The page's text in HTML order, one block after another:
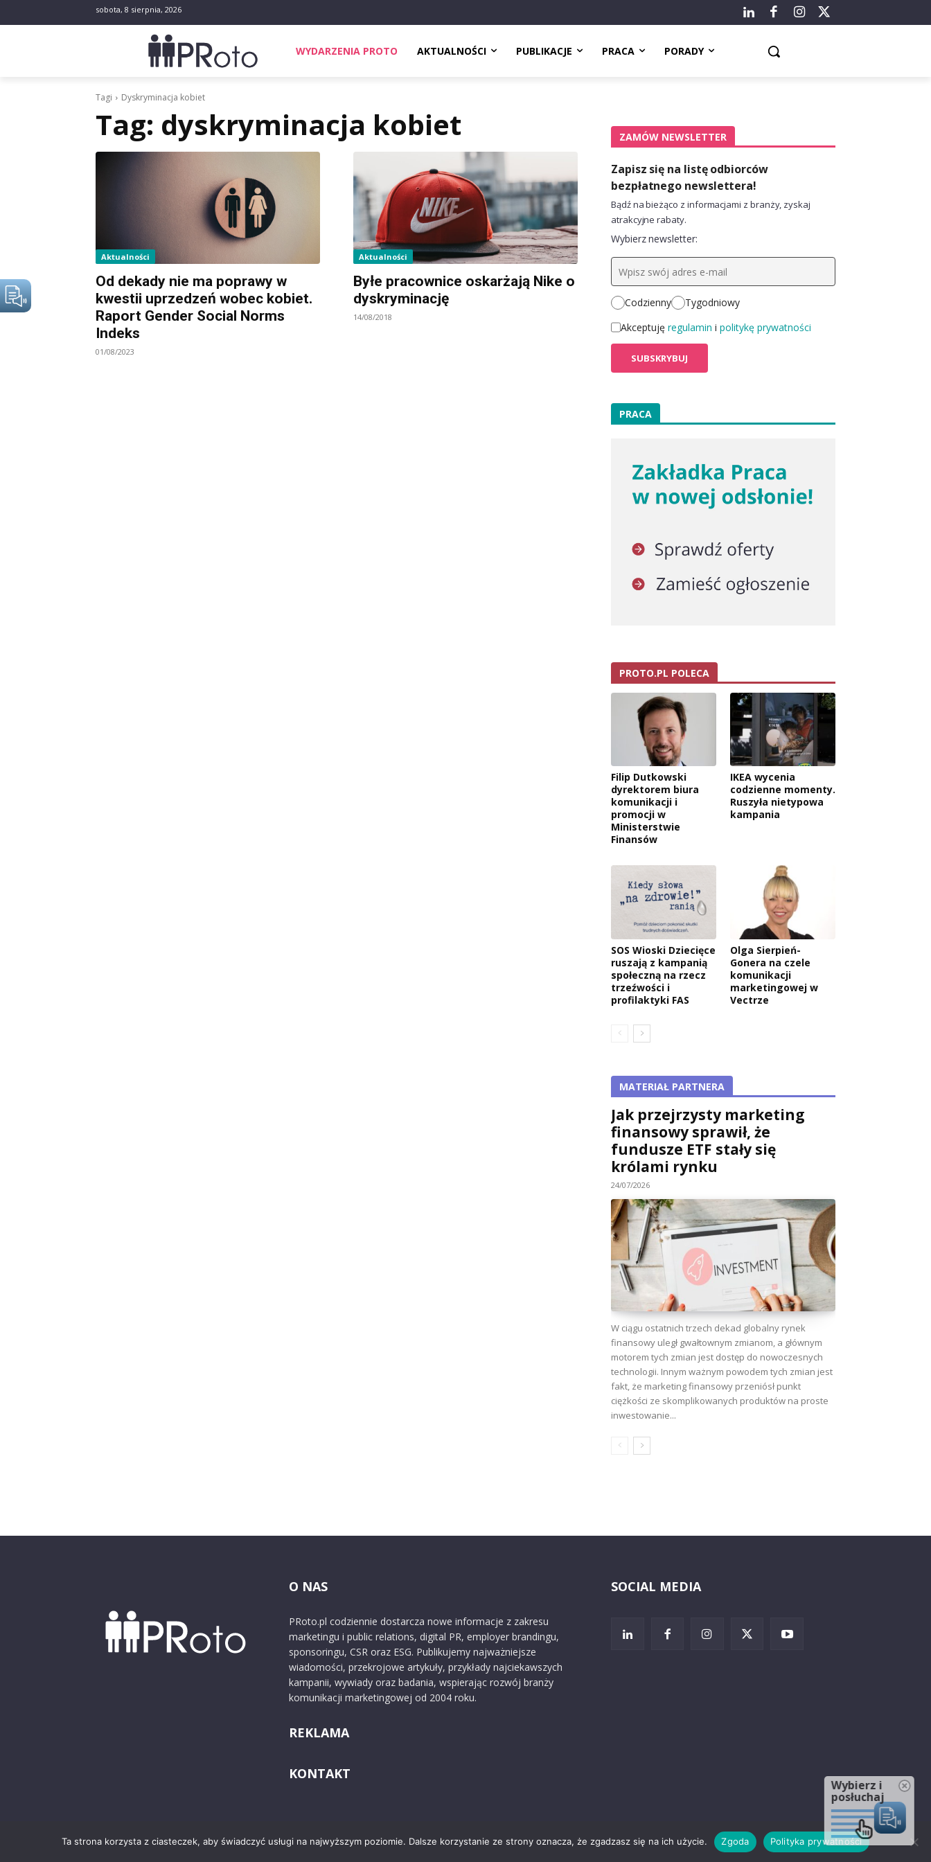
sobota, 8 sierpnia, 2026
WYDARZENIA PROTO AKTUALNOŚCI PUBLIKACJE PRACA PORADY
Tagi Dyskryminacja kobiet
Tag: dyskryminacja kobiet
Aktualności
Od dekady nie ma poprawy w
kwestii uprzedzeń wobec kobiet.
Raport Gender Social Norms
Indeks
01/08/2023
Aktualności
Byłe pracownice oskarżają Nike o
dyskryminację
14/08/2018
ZAMÓW NEWSLETTER
Zapisz się na listę odbiorców
bezpłatnego newslettera!
Bądź na bieżąco z informacjami z branży, zyskaj
atrakcyjne rabaty.
Wybierz newsletter:
Codzienny
Tygodniowy
Akceptuję regulamin i politykę prywatności
PRACA
PROTO.PL POLECA
Filip Dutkowski
dyrektorem biura
komunikacji i
promocji w
Ministerstwie
Finansów
IKEA wycenia
codzienne momenty.
Ruszyła nietypowa
kampania
SOS Wioski Dziecięce
ruszają z kampanią
społeczną na rzecz
trzeźwości i
profilaktyki FAS
Olga Sierpień-
Gonera na czele
komunikacji
marketingowej w
Vectrze
MATERIAŁ PARTNERA
Jak przejrzysty marketing
finansowy sprawił, że
fundusze ETF stały się
królami rynku
24/07/2026
W ciągu ostatnich trzech dekad globalny rynek
finansowy uległ gwałtownym zmianom, a głównym
motorem tych zmian jest dostęp do nowoczesnych
technologii. Innym ważnym powodem tych zmian jest
fakt, że marketing finansowy przeniósł punkt
ciężkości ze skomplikowanych produktów na proste
inwestowanie...
O NAS
PRoto.pl codziennie dostarcza nowe informacje z zakresu
marketingu i public relations, digital PR, employer brandingu,
sponsoringu, CSR oraz ESG. Publikujemy najważniejsze
wiadomości, przekrojowe artykuły, przykłady najciekawszych
kampanii, wywiady oraz badania, wspierając rozwój branży
komunikacji marketingowej od 2004 roku.
REKLAMA
KONTAKT
SOCIAL MEDIA
© 2024 PRoto.pl O nas Reklama Zastrzeżenia prawne
Ta strona korzysta z ciasteczek, aby świadczyć usługi na najwyższym poziomie. Dalsze korzystanie ze strony oznacza, że zgadzasz się na ich użycie. Zgoda Polityka prywatności
Wybierz i
posłuchaj